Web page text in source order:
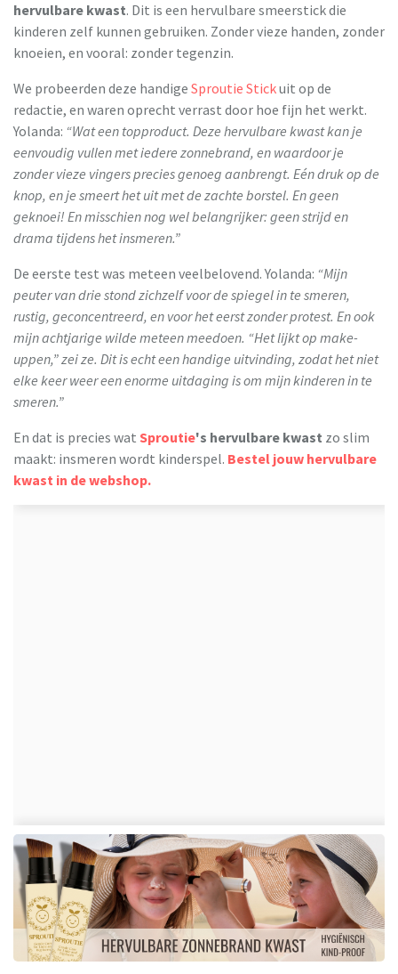
hervulbare kwast. Dit is een hervulbare smeerstick die
kinderen zelf kunnen gebruiken. Zonder vieze handen, zonder
knoeien, en vooral: zonder tegenzin.
We probeerden deze handige Sproutie Stickuit op de
redactie, en waren oprecht verrast door hoe fijn het werkt.
Yolanda: “Wat een topproduct. Deze hervulbare kwast kan je
eenvoudig vullen met iedere zonnebrand, en waardoor je
zonder vieze vingers precies genoeg aanbrengt. Eén druk op de
knop, en je smeert het uit met de zachte borstel. En geen
geknoei! En misschien nog wel belangrijker: geen strijd en
drama tijdens het insmeren.”
De eerste test was meteen veelbelovend. Yolanda: “Mijn
peuter van drie stond zichzelf voor de spiegel in te smeren,
rustig, geconcentreerd, en voor het eerst zonder protest. En ook
mijn achtjarige wilde meteen meedoen. “Het lijkt op make-
uppen,” zei ze. Dit is echt een handige uitvinding, zodat het niet
elke keer weer een enorme uitdaging is om mijn kinderen in te
smeren.”
En dat is precies wat Sproutie's hervulbare kwast zo slim
maakt: insmeren wordt kinderspel. Bestel jouw hervulbare
kwast in de webshop.